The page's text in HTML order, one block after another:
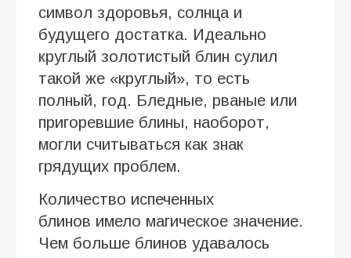
символ здоровья, солнца и
будущего достатка. Идеально
круглый золотистый блин сулил
такой же «круглый», то есть
полный, год. Бледные, рваные или
пригоревшие блины, наоборот,
могли считываться как знак
грядущих проблем.
Количество испеченных
блинов имело магическое значение.
Чем больше блинов удавалось